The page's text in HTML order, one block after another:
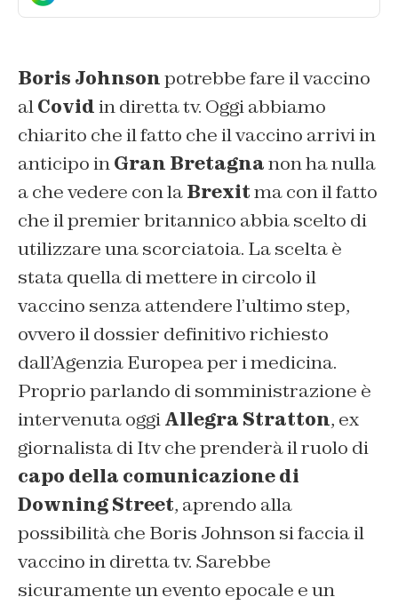
Boris Johnsonpotrebbe fare il vaccino
alCovidin diretta tv. Oggi abbiamo
chiarito che il fatto che il vaccino arrivi in
anticipo inGran Bretagnanon ha nulla
a che vedere con laBrexitma con il fatto
che il premier britannico abbia scelto di
utilizzare una scorciatoia. La scelta è
stata quella di mettere in circolo il
vaccino senza attendere l’ultimo step,
ovvero il dossier definitivo richiesto
dall’Agenzia Europea per i medicina.
Proprio parlando di somministrazione è
intervenuta oggiAllegra Stratton, ex
giornalista di Itv che prenderà il ruolo di
capo della comunicazione di
Downing Street, aprendo alla
possibilità che Boris Johnson si faccia il
vaccino in diretta tv. Sarebbe
sicuramente un evento epocale e un